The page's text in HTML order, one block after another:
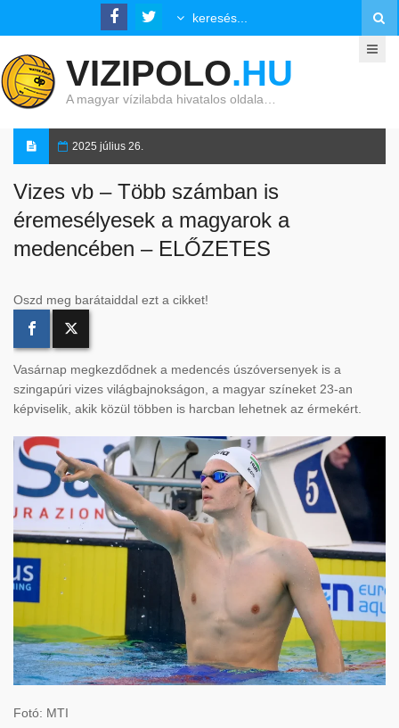
VIZIPOLO.HU
A magyar vízilabda hivatalos oldala…
2025 július 26.
Vizes vb – Több számban is
éremesélyesek a magyarok a
medencében – ELŐZETES
Oszd meg barátaiddal ezt a cikket!
Vasárnap megkezdődnek a medencés úszóversenyek is a
szingapúri vizes világbajnokságon, a magyar színeket 23-an
képviselik, akik közül többen is harcban lehetnek az érmekért.
Fotó: MTI